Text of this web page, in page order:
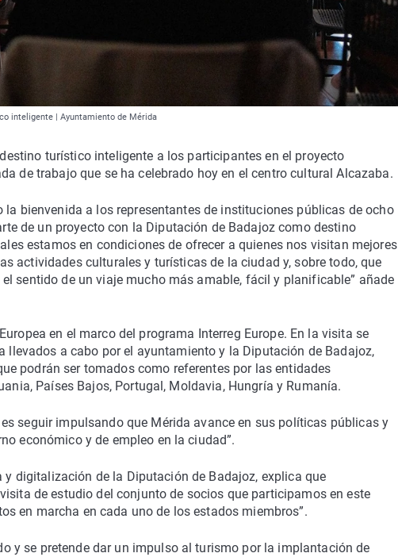
inteligente | Ayuntamiento de Mérida
turístico inteligente a los participantes en el proyecto
de trabajo que se ha celebrado hoy en el centro cultural Alcazaba.
bienvenida a los representantes de instituciones públicas de ocho
de un proyecto con la Diputación de Badajoz como destino
estamos en condiciones de ofrecer a quienes nos visitan mejores
actividades culturales y turísticas de la ciudad y, sobre todo, que
sentido de un viaje mucho más amable, fácil y planificable” añade
en el marco del programa Interreg Europe. En la visita se
a cabo por el ayuntamiento y la Diputación de Badajoz,
podrán ser tomados como referentes por las entidades
Países Bajos, Portugal, Moldavia, Hungría y Rumanía.
seguir impulsando que Mérida avance en sus políticas públicas y
económico y de empleo en la ciudad”.
y digitalización de la Diputación de Badajoz, explica que
de estudio del conjunto de socios que participamos en este
en marcha en cada uno de los estados miembros”.
y se pretende dar un impulso al turismo por la implantación de